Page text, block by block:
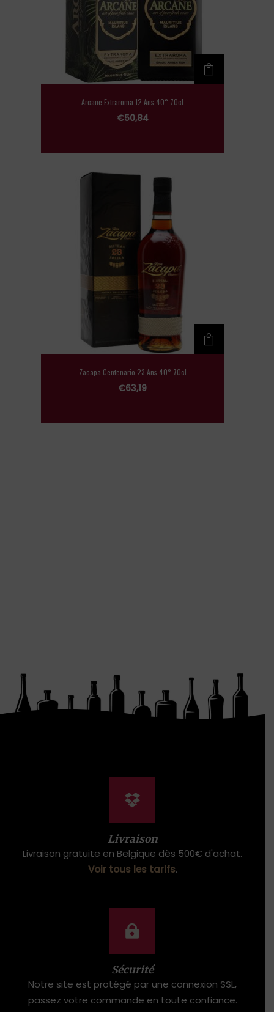
Arcane Extraroma 12 Ans 40° 70cl
€50,84
Zacapa Centenario 23 Ans 40° 70cl
€63,19
Livraison
Livraison gratuite en Belgique dès 500€ d'achat.
Voir tous les tarifs.
Sécurité
Notre site est protégé par une connexion SSL,
passez votre commande en toute confiance.